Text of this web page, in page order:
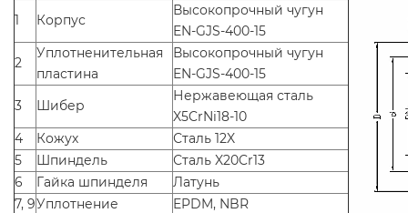
1 Корпус
Высокопрочный чугун
EN-GJS-400-15
2
Уплотненительная
пластина
Высокопрочный чугун
EN-GJS-400-15
3
Шибер
Нержавеющая сталь
X5CrNi18-10
4
Кожух
Сталь 12X
5
Шпиндель
Сталь X20Cr13
6
Гайка шпинделя
Латунь
7, 9Уплотнение
EPDM, NBR